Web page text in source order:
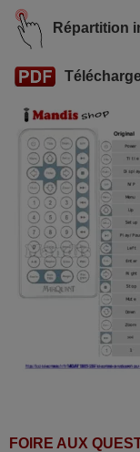
Répartition
FOIRE AUX